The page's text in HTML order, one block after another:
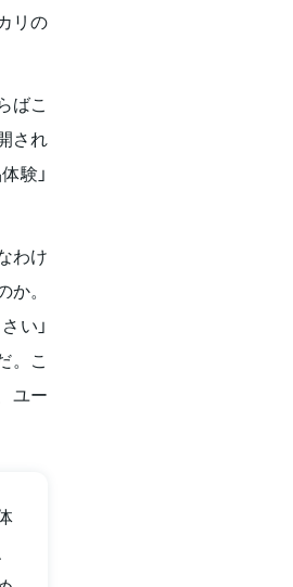
リの
ばこ
され
験」
わけ
。
い」
。こ
ユー